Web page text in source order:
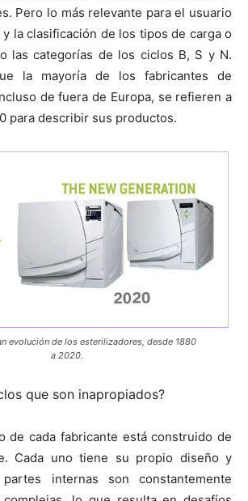
Pero lo más relevante para el usuario
la clasificación de los tipos de carga o
las categorías de los ciclos B, S y N.
la mayoría de los fabricantes de
de fuera de Europa, se refieren a
para describir sus productos.
evolución de los esterilizadores, desde 1880
a 2020.
que son inapropiados?
de cada fabricante está construido de
Cada uno tiene su propio diseño y
internas son constantemente